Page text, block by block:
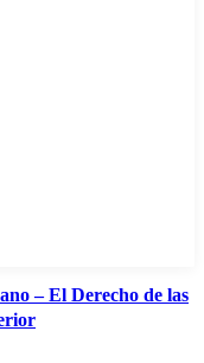
– El Derecho de las